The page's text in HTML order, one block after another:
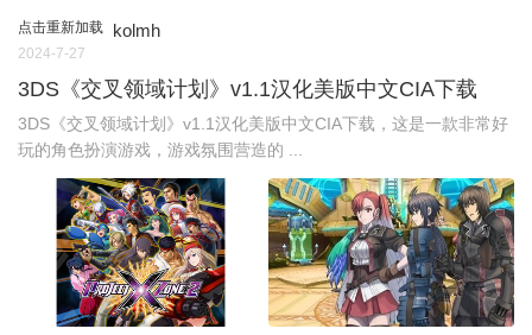
点击重新加载 kolmh
2024-7-27
3DS《交叉领域计划》v1.1汉化美版中文CIA下载
3DS《交叉领域计划》v1.1汉化美版中文CIA下载，这是一款非常好
玩的角色扮演游戏，游戏氛围营造的 ...